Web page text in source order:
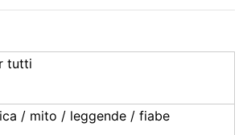
tutti
/ mito / leggende / fiabe